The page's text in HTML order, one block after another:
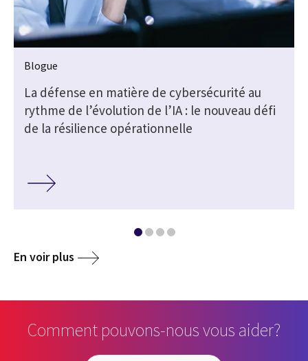
Blogue
La défense en matière de cybersécurité au
rythme de l’évolution de l’IA : le nouveau défi
de la résilience opérationnelle
En voir plus
Comment pouvons-nous vous aider?